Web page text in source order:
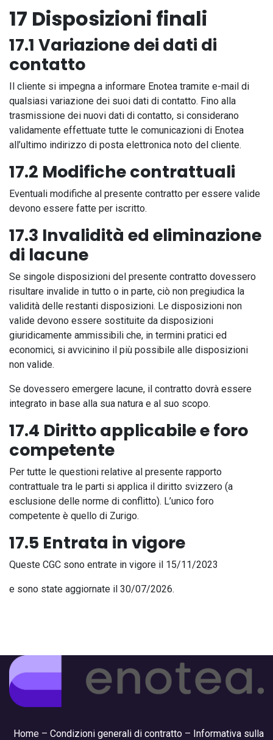
17 Disposizioni finali
17.1 Variazione dei dati di
contatto
Il cliente si impegna a informare Enotea tramite e-mail di
qualsiasi variazione dei suoi dati di contatto. Fino alla
trasmissione dei nuovi dati di contatto, si considerano
validamente effettuate tutte le comunicazioni di Enotea
all’ultimo indirizzo di posta elettronica noto del cliente.
17.2 Modifiche contrattuali
Eventuali modifiche al presente contratto per essere valide
devono essere fatte per iscritto.
17.3 Invalidità ed eliminazione
di lacune
Se singole disposizioni del presente contratto dovessero
risultare invalide in tutto o in parte, ciò non pregiudica la
validità delle restanti disposizioni. Le disposizioni non
valide devono essere sostituite da disposizioni
giuridicamente ammissibili che, in termini pratici ed
economici, si avvicinino il più possibile alle disposizioni
non valide.
Se dovessero emergere lacune, il contratto dovrà essere
integrato in base alla sua natura e al suo scopo.
17.4 Diritto applicabile e foro
competente
Per tutte le questioni relative al presente rapporto
contrattuale tra le parti si applica il diritto svizzero (a
esclusione delle norme di conflitto). L’unico foro
competente è quello di Zurigo.
17.5 Entrata in vigore
Queste CGC sono entrate in vigore il 15/11/2023
e sono state aggiornate il 30/07/2026.
Home – Condizioni generali di contratto – Informativa sulla